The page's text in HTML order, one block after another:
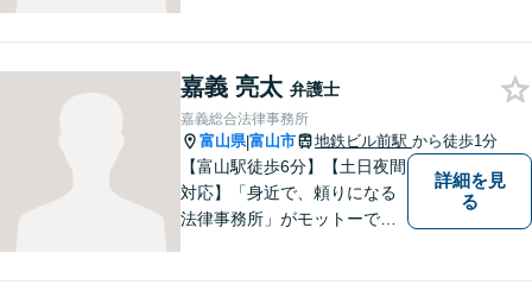
ご相談ください。平日夜間相
談OK！【複数弁護士在籍】
嘉義 亮太 弁護士
嘉義総合法律事務所
富山県|富山市 地鉄ビル前駅 から徒歩1分
【富山駅徒歩6分】【土日夜間
対応】「身近で、頼りになる
法律事務所」がモットーで
詳細を見
る